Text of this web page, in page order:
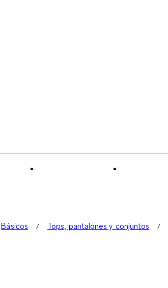
Básicos Tops, pantalones y conjuntos